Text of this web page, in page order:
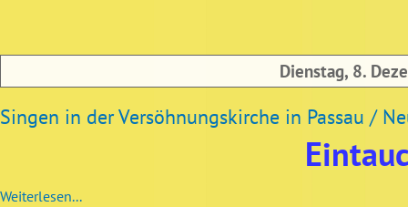
Dienstag, 8.
Singen in der Versöhnungskirche in Passau /
Weiterlesen...